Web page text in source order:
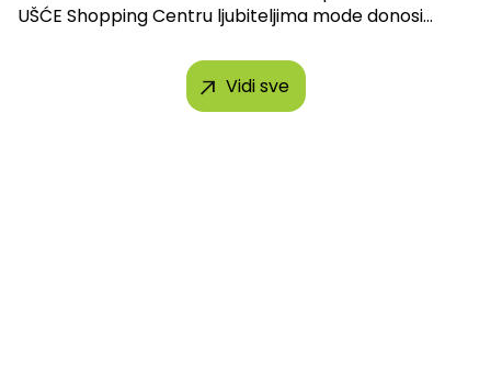
UŠĆE Shopping Centru ljubiteljima mode donosi...
Vidi sve